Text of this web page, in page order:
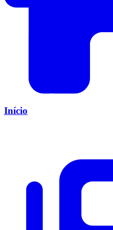
Início